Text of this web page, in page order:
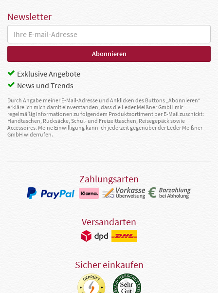
Newsletter
Exklusive Angebote
News und Trends
Durch Angabe meiner E-Mail-Adresse und Anklicken des Buttons „Abonnieren“
erkläre ich mich damit einverstanden, dass die Leder Meißner GmbH mir
regelmäßig Informationen zu folgendem Produktsortiment per E-Mail zuschickt:
Handtaschen, Rucksäcke, Schul- und Freizeittaschen, Reisegepäck sowie
Accessoires. Meine Einwilligung kann ich jederzeit gegenüber der Leder Meißner
GmbH widerrufen.
Zahlungsarten
Versandarten
Sicher einkaufen